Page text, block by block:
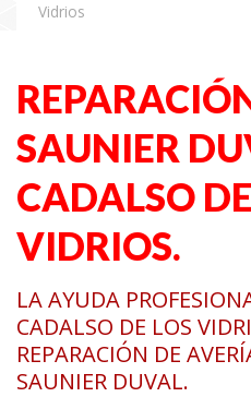
Vidrios
SAUNIER
CADALSO
VIDRIOS.
LA AYUDA
CADALSO DE LOS
REPARACIÓN DE
SAUNIER DUVAL.